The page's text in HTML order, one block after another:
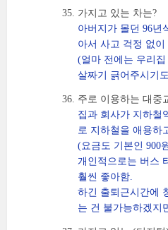
가지고 있는 차는?
아버지가 몰던 96년
아서 사고 걱정 없
(얼마 전에는 우리
살짜기 긁어주시기
주로 이용하는 대중
집과 회사가 지하철
로 지하철을 애용하
(요금도 기본인 900
개인적으로는 버스
훨씬 좋아함.
하긴 출퇴근시간에
는 건 불가능하겠지